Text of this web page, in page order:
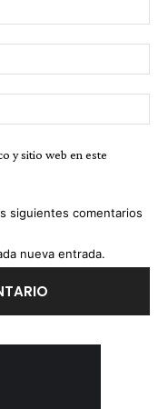
y sitio web en este
siguientes comentarios
nueva entrada.